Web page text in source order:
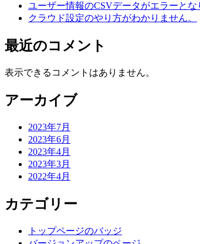
ユーザー情報のCSVデータがエラーとな
クラウド設定のやり方がわかりません。
最近のコメント
表示できるコメントはありません。
アーカイブ
2023年7月
2023年6月
2023年4月
2023年3月
2022年4月
カテゴリー
トップページのバッジ